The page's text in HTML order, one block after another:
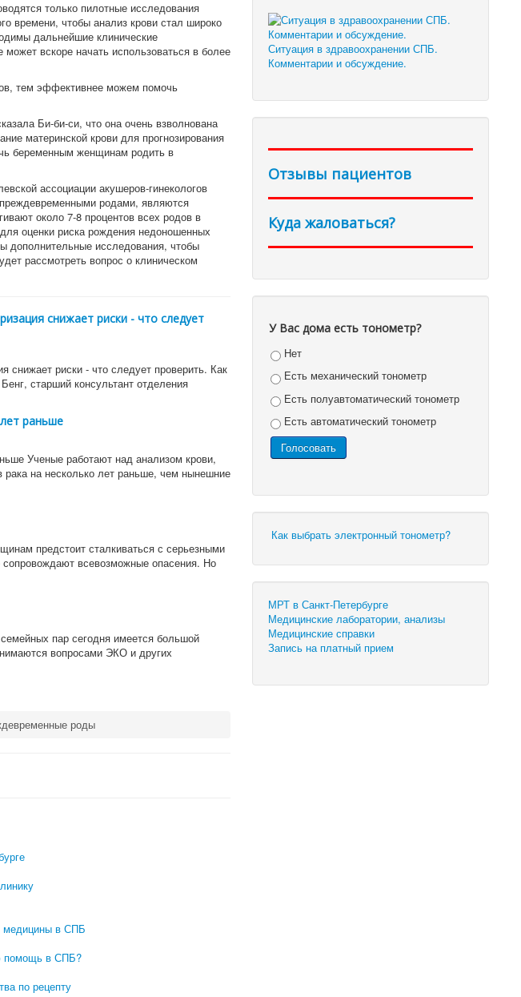
только пилотные исследования
времени, чтобы анализ крови стал широко
дальнейшие клинические
вскоре начать использоваться в более
тем эффективнее можем помочь
Би-би-си, что она очень взволнована
материнской крови для прогнозирования
беременным женщинам родить в
ассоциации акушеров-гинекологов
родами, являются
около 7-8 процентов всех родов в
оценки риска рождения недоношенных
дополнительные исследования, чтобы
рассмотреть вопрос о клиническом
снижает риски - что следует
снижает риски - что следует проверить. Как
старший консультант отделения
раньше
Ученые работают над анализом крови,
на несколько лет раньше, чем нынешние
предстоит сталкиваться с серьезными
всевозможные опасения. Но
пар сегодня имеется большой
вопросами ЭКО и других
роды
медицины в СПБ
помощь в СПБ?
по рецепту
Ситуация в здравоохранении СПБ.
Комментарии и обсуждение.
Отзывы пациентов
Куда жаловаться?
У Вас дома есть тонометр?
Нет
Есть механический тонометр
Есть полуавтоматический тонометр
Есть автоматический тонометр
Как выбрать электронный тонометр?
МРТ в Санкт-Петербурге
Медицинские лаборатории, анализы
Медицинские справки
Запись на платный прием